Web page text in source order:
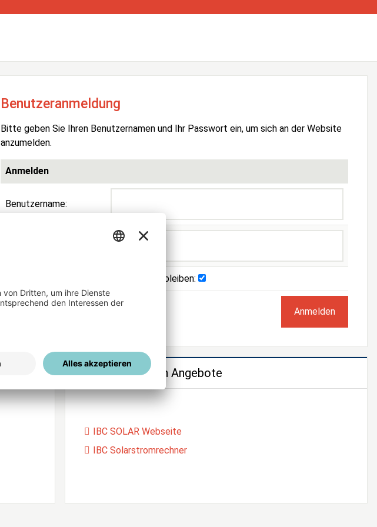
Benutzeranmeldung
Bitte geben Sie Ihren Benutzernamen und Ihr Passwort ein, um sich an der Website
anzumelden.
Anmelden
Benutzername:
Angemeldet bleiben:
Passwort vergessen?
Unsere weiteren Angebote
IBC SOLAR Webseite
IBC Solarstromrechner